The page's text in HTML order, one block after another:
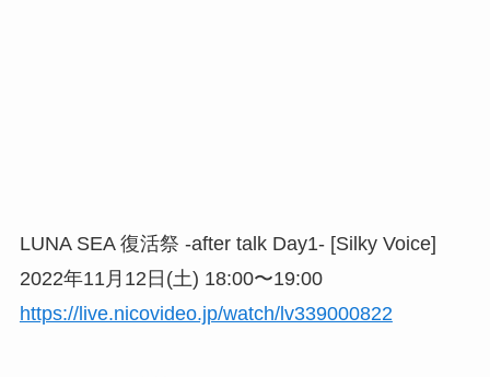
LUNA SEA 復活祭 -after talk Day1- [Silky Voice]
2022年11月12日(土) 18:00〜19:00
https://live.nicovideo.jp/watch/lv339000822